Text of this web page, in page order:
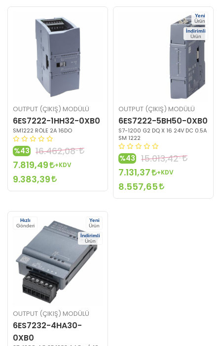
OUTPUT (ÇIKIŞ) MODÜLÜ
6ES7222-1HH32-0XB0
SM1222 RÖLE 2A 16DO
%43
16.462,08
7.819,49
+KDV
9.383,39
Yeni
Ürün
İndirimli
Ürün
OUTPUT (ÇIKIŞ) MODÜLÜ
6ES7222-5BH50-0XB0
S7-1200 G2 DQ X 16 24V DC 0.5A
SM 1222
%43
15.013,42
7.131,37
+KDV
8.557,65
Hızlı
Gönderi
Yeni
Ürün
İndirimli
Ürün
OUTPUT (ÇIKIŞ) MODÜLÜ
6ES7232-4HA30-
0XB0